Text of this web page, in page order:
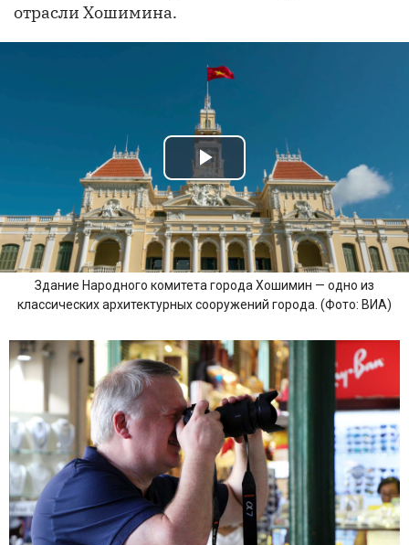
отрасли Хошимина.
Здание Народного комитета города Хошимин — одно из
классических архитектурных сооружений города. (Фото: ВИА)